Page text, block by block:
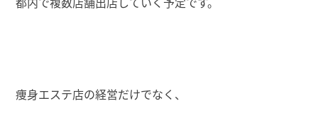
痩身エステ店の経営だけでなく、